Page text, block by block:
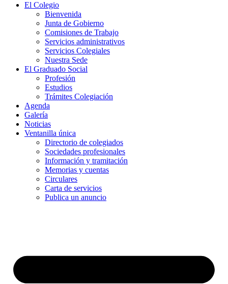
El Colegio
Bienvenida
Junta de Gobierno
Comisiones de Trabajo
Servicios administrativos
Servicios Colegiales
Nuestra Sede
El Graduado Social
Profesión
Estudios
Trámites Colegiación
Agenda
Galería
Noticias
Ventanilla única
Directorio de colegiados
Sociedades profesionales
Información y tramitación
Memorias y cuentas
Circulares
Carta de servicios
Publica un anuncio